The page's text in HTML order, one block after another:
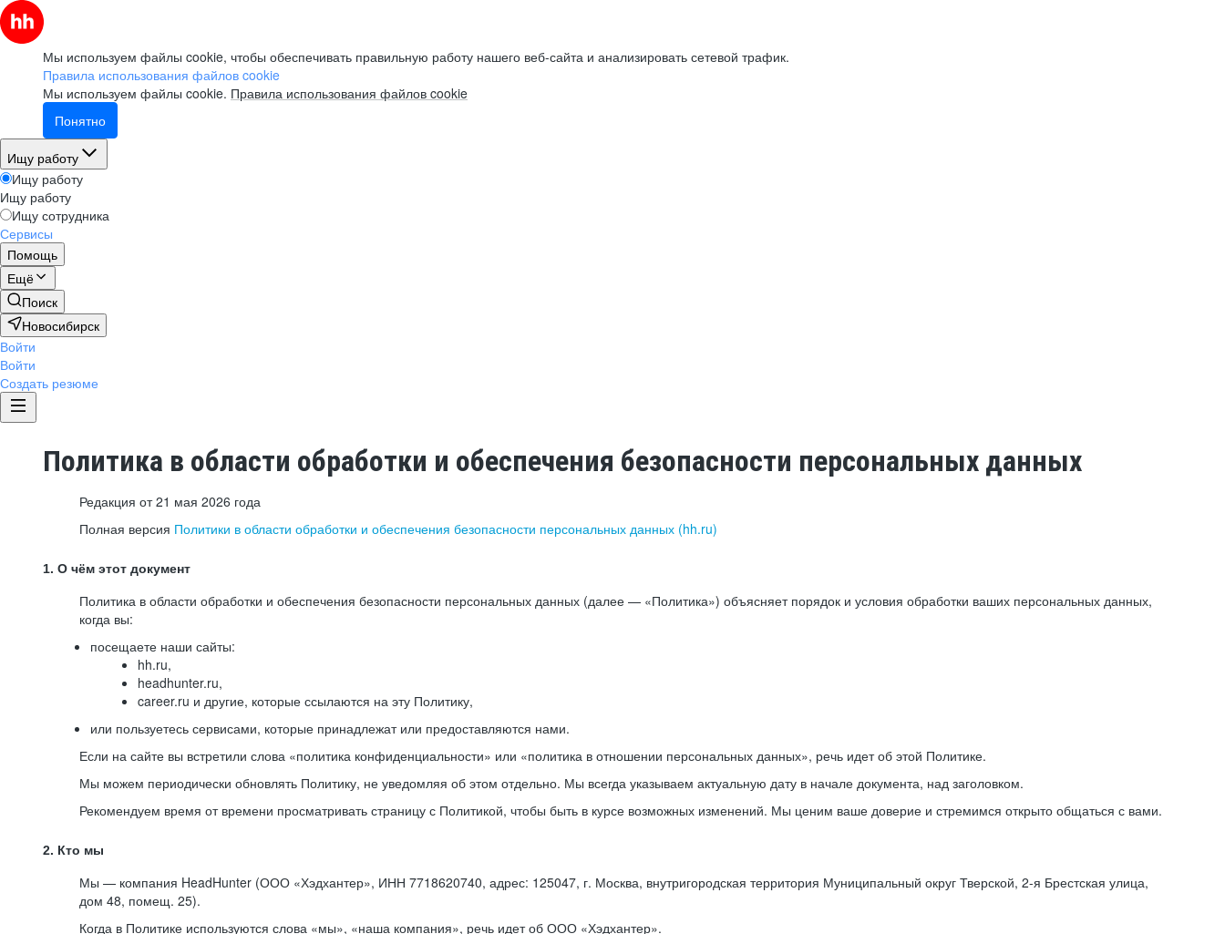
Мы используем файлы cookie, чтобы обеспечивать правильную работу нашего веб-сайта и анализировать сетевой трафик.
Правила использования файлов cookie
Мы используем файлы cookie. Правила использования файлов cookie
Понятно
Ищу работу
Ищу работу
Ищу работу
Ищу сотрудника
Сервисы
Помощь
Ещё
Поиск
Новосибирск
Войти
Войти
Создать резюме
Политика в области обработки и обеспечения безопасности персональных данных
Редакция от 21 мая 2026 года
Полная версия Политики в области обработки и обеспечения безопасности персональных данных (hh.ru)
1. О чём этот документ
Политика в области обработки и обеспечения безопасности персональных данных (далее — «Политика») объясняет порядок и условия обработки ваших персональных данных,
когда вы:
посещаете наши сайты:
hh.ru,
headhunter.ru,
career.ru и другие, которые ссылаются на эту Политику,
или пользуетесь сервисами, которые принадлежат или предоставляются нами.
Если на сайте вы встретили слова «политика конфиденциальности» или «политика в отношении персональных данных», речь идет об этой Политике.
Мы можем периодически обновлять Политику, не уведомляя об этом отдельно. Мы всегда указываем актуальную дату в начале документа, над заголовком.
Рекомендуем время от времени просматривать страницу с Политикой, чтобы быть в курсе возможных изменений. Мы ценим ваше доверие и стремимся открыто общаться с вами.
2. Кто мы
Мы — компания HeadHunter (ООО «Хэдхантер», ИНН 7718620740, адрес: 125047, г. Москва, внутригородская территория Муниципальный округ Тверской, 2-я Брестская улица,
дом 48, помещ. 25).
Когда в Политике используются слова «мы», «наша компания», речь идет об ООО «Хэдхантер».